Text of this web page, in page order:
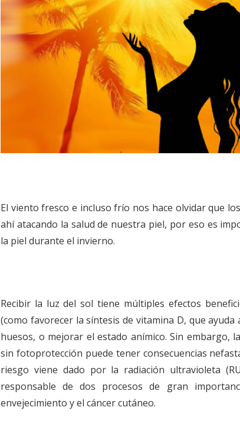
El viento fresco e incluso frío nos hace olvidar que
ahí atacando la salud de nuestra piel, por eso es
la piel durante el invierno.
Recibir la luz del sol tiene múltiples efectos
(como favorecer la síntesis de vitamina D, que
huesos, o mejorar el estado anímico. Sin embargo,
sin fotoprotección puede tener consecuencias
riesgo viene dado por la radiación ultravioleta
responsable de dos procesos de gran
envejecimiento y el cáncer cutáneo.